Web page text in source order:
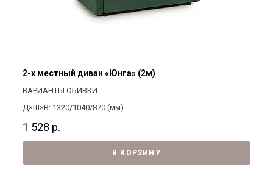
2-х местный диван «Юнга» (2м)
ВАРИАНТЫ ОБИВКИ
Д×Ш×В: 1320/1040/870 (мм)
1 528 р.
В КОРЗИНУ